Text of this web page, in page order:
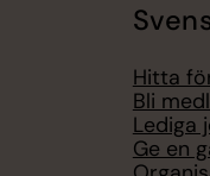
Hitta
Bli
Lediga
Ge en